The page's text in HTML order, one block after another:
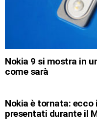
Nokia 9 si mostra in
come sarà
Nokia è tornata:
presentati durante il